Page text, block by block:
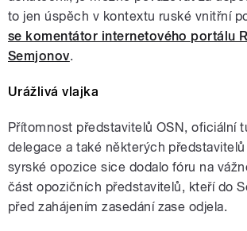
to jen úspěch v kontextu ruské vnitřní
se komentátor internetového portálu
Semjonov.
Urážlivá vlajka
Přítomnost představitelů OSN, oficiální
delegace a také některých
syrské opozice sice dodalo fóru na
část opozičních představitelů, kteří do
před zahájením zasedání zase odjela.